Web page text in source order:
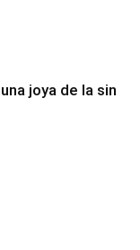
joya de la sin